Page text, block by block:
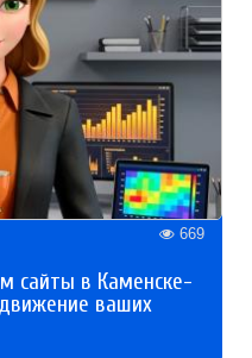
669
сайты в Каменске-
ваших